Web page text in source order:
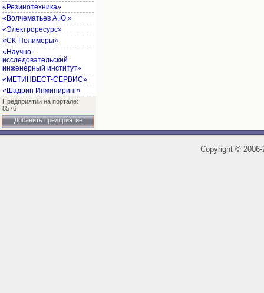
«Резинотехника»
«Волчематьев А.Ю.»
«Электроресурс»
«СК-Полимеры»
«Научно-
исследовательский
инженерный институт»
«МЕТИНВЕСТ-СЕРВИС»
«Шадрин Инжиниринг»
Предприятий на портале:
8576
Добавить предприятие
Copyright ©